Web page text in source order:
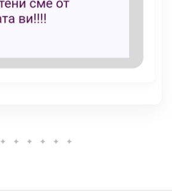
✦ ✦ ✦ ✦ ✦ ✦